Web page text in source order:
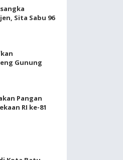
Sita Sabu 96
Gunung
Pangan
RI ke-81